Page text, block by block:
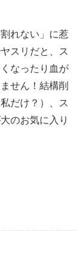
れない」に惹
スリだと、ス
なったり血が
せん！結構削
だけ？）、ス
のお気に入り